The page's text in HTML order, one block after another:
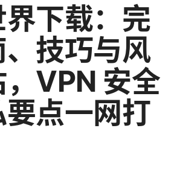
下载：完
技巧与风
，VPN 安全
点一网打